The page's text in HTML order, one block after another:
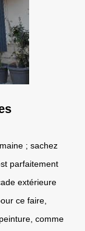
; sachez
parfaitement
extérieure
ce faire,
comme